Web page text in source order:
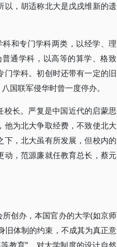
以，胡适称北大是戊戌维新的遗
和专门学科两类，以经学、理
通学科，以高等的算学、格致
学科。初创时还带有一定的旧
国联军侵华时曾一度停办。
长。严复是中国近代的启蒙思
为北大争取经费，不致使北大
，北大虽有所发展，但校内的
，范源廉就任教育总长，蔡元
创办，本国官办的大学(如京师
旧体制的约束，不成其为真正意